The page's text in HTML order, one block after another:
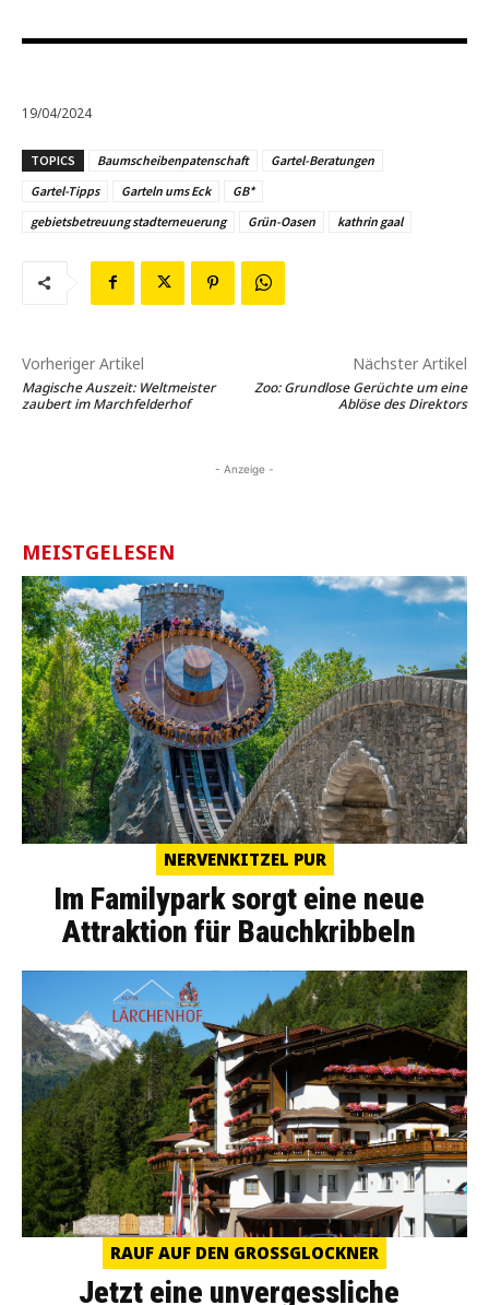
19/04/2024
TOPICS Baumscheibenpatenschaft
Gartel-Beratungen
Gartel-Tipps
Garteln ums Eck
GB*
gebietsbetreuung stadterneuerung
Grün-Oasen kathrin gaal
Vorheriger Artikel
Magische Auszeit: Weltmeister
zaubert im Marchfelderhof
Nächster Artikel
Zoo: Grundlose Gerüchte um eine
Ablöse des Direktors
- Anzeige -
MEISTGELESEN
NERVENKITZEL PUR
Im Familypark sorgt eine neue
Attraktion für Bauchkribbeln
RAUF AUF DEN GROSSGLOCKNER
Jetzt eine unvergessliche